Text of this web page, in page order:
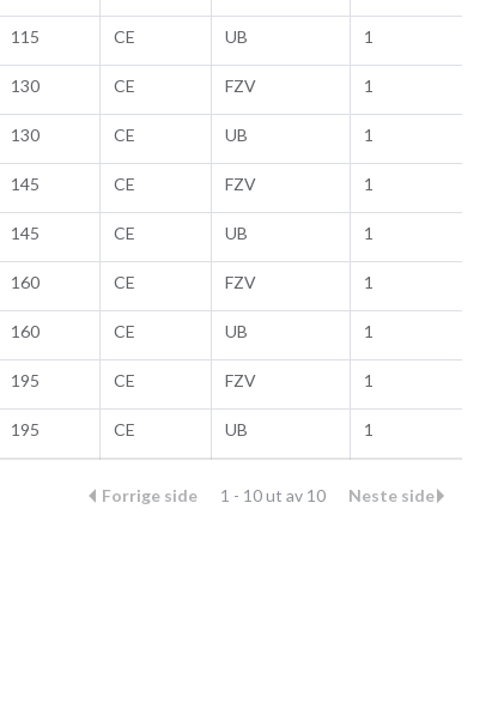
115 CE UB 1
130 CE FZV 1
130 CE UB 1
145 CE FZV 1
145 CE UB 1
160 CE FZV 1
160 CE UB 1
195 CE FZV 1
195 CE UB 1
Forrige side 1 - 10 ut av 10 Neste side